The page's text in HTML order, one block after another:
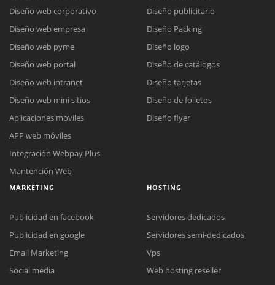
Diseño web corporativo
Diseño web empresa
Diseño web pyme
Diseño web portal
Diseño web intranet
Diseño web mini sitios
Aplicaciones moviles
APP web móviles
Integración Webpay Plus
Mantención Web
Diseño publicitario
Diseño Packing
Diseño logo
Diseño de catálogos
Diseño tarjetas
Diseño de folletos
Diseño flyer
MARKETING
Publicidad en facebook
Publicidad en google
Email Marketing
Social media
HOSTING
Servidores dedicados
Servidores semi-dedicados
Vps
Web hosting reseller